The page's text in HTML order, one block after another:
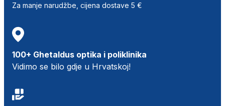
Za manje narudžbe, cijena dostave 5 €
100+ Ghetaldus optika i poliklinika
Vidimo se bilo gdje u Hrvatskoj!